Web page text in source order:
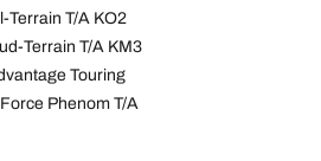
Terrain T/A KO2
Terrain T/A KM3
Touring
Phenom T/A